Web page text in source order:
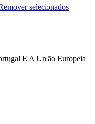
E A União Europeia